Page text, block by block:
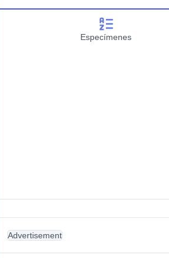
Especímenes
Advertisement